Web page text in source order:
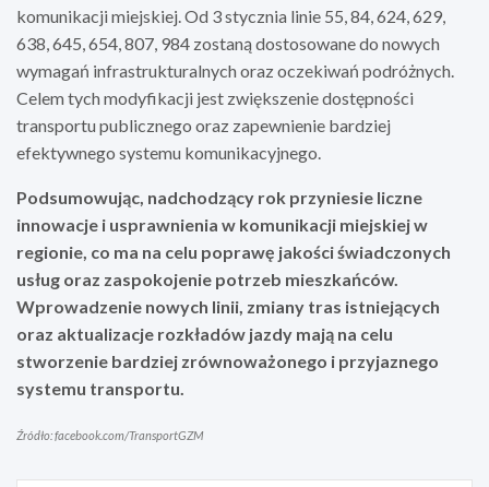
komunikacji miejskiej. Od 3 stycznia linie 55, 84, 624, 629,
638, 645, 654, 807, 984 zostaną dostosowane do nowych
wymagań infrastrukturalnych oraz oczekiwań podróżnych.
Celem tych modyfikacji jest zwiększenie dostępności
transportu publicznego oraz zapewnienie bardziej
efektywnego systemu komunikacyjnego.
Podsumowując, nadchodzący rok przyniesie liczne
innowacje i usprawnienia w komunikacji miejskiej w
regionie, co ma na celu poprawę jakości świadczonych
usług oraz zaspokojenie potrzeb mieszkańców.
Wprowadzenie nowych linii, zmiany tras istniejących
oraz aktualizacje rozkładów jazdy mają na celu
stworzenie bardziej zrównoważonego i przyjaznego
systemu transportu.
Źródło: facebook.com/TransportGZM